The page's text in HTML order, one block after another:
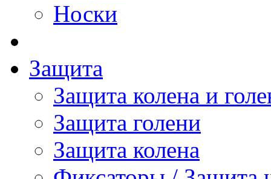
Носки
Защита
Защита колена и
Защита голени
Защита колена